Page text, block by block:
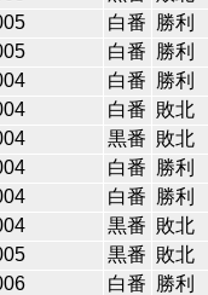
白番 勝利
白番 勝利
白番 勝利
白番 敗北
黒番 敗北
白番 勝利
白番 勝利
黒番 敗北
黒番 敗北
白番 勝利